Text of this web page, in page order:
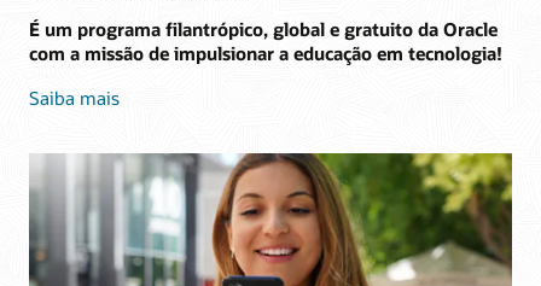
É um programa filantrópico, global e gratuito da Oracle
com a missão de impulsionar a educação em tecnologia!
Saiba mais